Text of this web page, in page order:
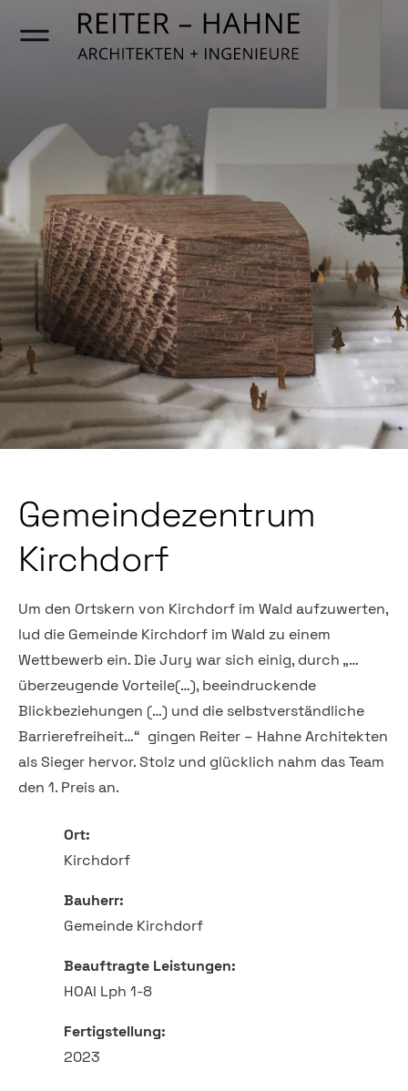
Gemeindezentrum
Kirchdorf
Um den Ortskern von Kirchdorf im Wald aufzuwerten,
lud die Gemeinde Kirchdorf im Wald zu einem
Wettbewerb ein. Die Jury war sich einig, durch „…
überzeugende Vorteile(…), beeindruckende
Blickbeziehungen (…) und die selbstverständliche
Barrierefreiheit…“ gingen Reiter – Hahne Architekten
als Sieger hervor. Stolz und glücklich nahm das Team
den 1. Preis an.
Ort:
Kirchdorf
Bauherr:
Gemeinde Kirchdorf
Beauftragte Leistungen:
HOAI Lph 1-8
Fertigstellung:
2023